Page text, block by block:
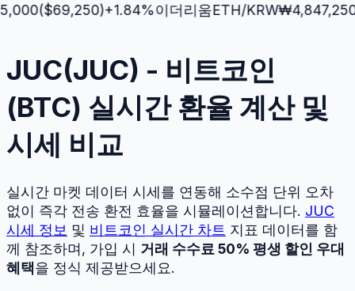
($69,250)+1.84%이더리움ETH/KRW₩4,847,250($
JUC(JUC) - 비트코인
(BTC) 실시간 환율 계산 및
시세 비교
실시간 마켓 데이터 시세를 연동해 소수점 단위 오차
없이 즉각 전송 환전 효율을 시뮬레이션합니다. JUC
시세 정보 및 비트코인 실시간 차트 지표 데이터를 함
께 참조하며, 가입 시 거래 수수료 50% 평생 할인 우대
혜택을 정식 제공받으세요.